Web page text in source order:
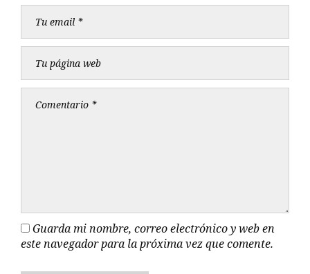
Guarda mi nombre, correo electrónico y web en
este navegador para la próxima vez que comente.